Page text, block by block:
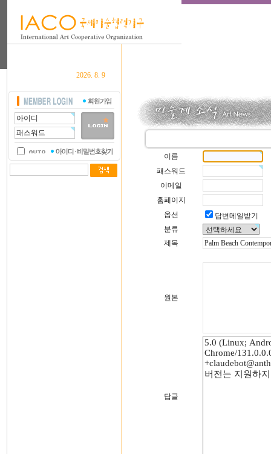
2026. 8. 9
이름
패스워드
이메일
홈페이지
옵션
답변메일받기
분류
제목
원본
답글